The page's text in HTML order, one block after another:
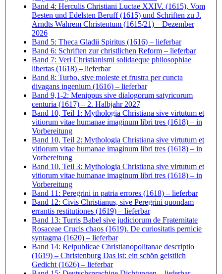
Band 4: Herculis Christiani Luctae XXIV. (1615), Vom
Besten und Edelsten Beruff (1615) und Schriften zu J.
Arndts Wahrem Christentum (1615/21) – Dezember
2026
Band 5: Theca Gladii Spiritus (1616) – lieferbar
Band 6: Schriften zur christlichen Reform – lieferbar
Band 7: Veri Christianismi solidaeque philosophiae
libertas (1618) – lieferbar
Band 8: Turbo, sive moleste et frustra per cuncta
divagans ingenium (1616) – lieferbar
Band 9,1-2: Menippus sive dialogorum satyricorum
centuria (1617) – 2. Halbjahr 2027
Band 10, Teil 1: Mythologia Christiana sive virtutum et
vitiorum vitae humanae imaginum libri tres (1618) – in
Vorbereitung
Band 10, Teil 2: Mythologia Christiana sive virtutum et
vitiorum vitae humanae imaginum libri tres (1618) – in
Vorbereitung
Band 10, Teil 3: Mythologia Christiana sive virtutum et
vitiorum vitae humanae imaginum libri tres (1618) – in
Vorbereitung
Band 11: Peregrini in patria errores (1618) – lieferbar
Band 12: Civis Christianus, sive Peregrini quondam
errantis restitutiones (1619) – lieferbar
Band 13: Turris Babel sive judiciorum de Fraternitate
Rosaceae Crucis chaos (1619). De curiositatis pernicie
syntagma (1620) – lieferbar
Band 14: Reipublicae Christianopolitanae descriptio
(1619) – Christenburg Das ist: ein schön geistlich
Gedicht (1626) – lieferbar